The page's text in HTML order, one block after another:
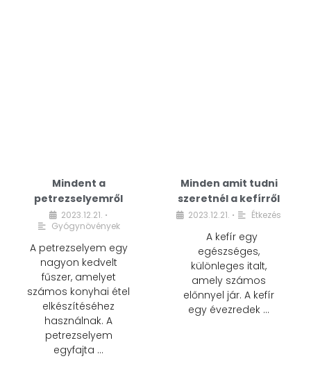
Mindent a
petrezselyemről
2023.12.21. •
Gyógynövények
A petrezselyem egy
nagyon kedvelt
fűszer, amelyet
számos konyhai étel
elkészítéséhez
használnak. A
petrezselyem
egyfajta …
Minden amit tudni
szeretnél a kefírről
2023.12.21. • Étkezés
A kefír egy
egészséges,
különleges italt,
amely számos
előnnyel jár. A kefír
egy évezredek …